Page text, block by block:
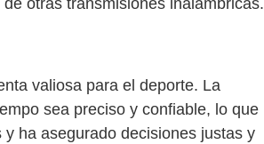
otras transmisiones inalámbricas.
valiosa para el deporte. La
sea preciso y confiable, lo que
ha asegurado decisiones justas y